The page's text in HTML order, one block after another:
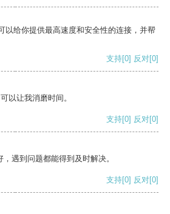
以给你提供最高速度和安全性的连接，并帮
支持[0] 反对[0]
以让我消磨时间。
支持[0] 反对[0]
遇到问题都能得到及时解决。
支持[0] 反对[0]